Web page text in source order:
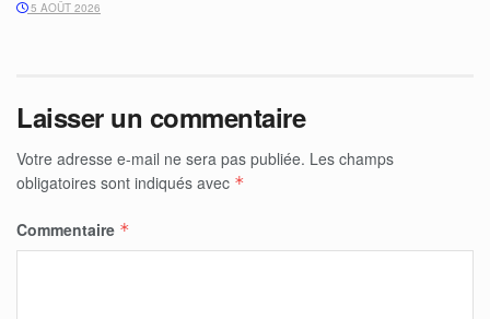
5 AOÛT 2026
Laisser un commentaire
Votre adresse e-mail ne sera pas publiée. Les champs
obligatoires sont indiqués avec *
Commentaire *